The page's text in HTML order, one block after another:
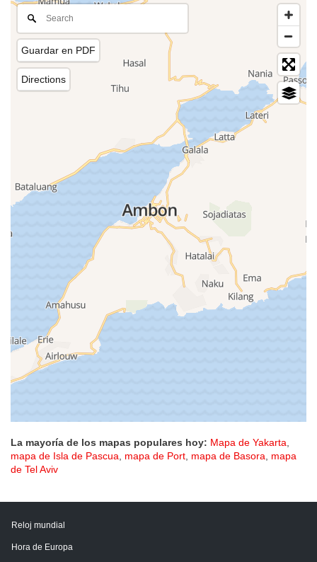
Guardar en PDF
Directions
La mayoría de los mapas populares hoy: Mapa de Yakarta,
mapa de Isla de Pascua, mapa de Port, mapa de Basora, mapa
de Tel Aviv
Reloj mundial
Hora de Europa